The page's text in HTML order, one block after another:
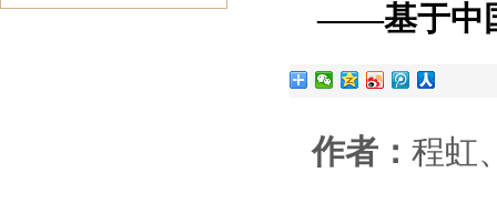
——基于中
作者： 程虹